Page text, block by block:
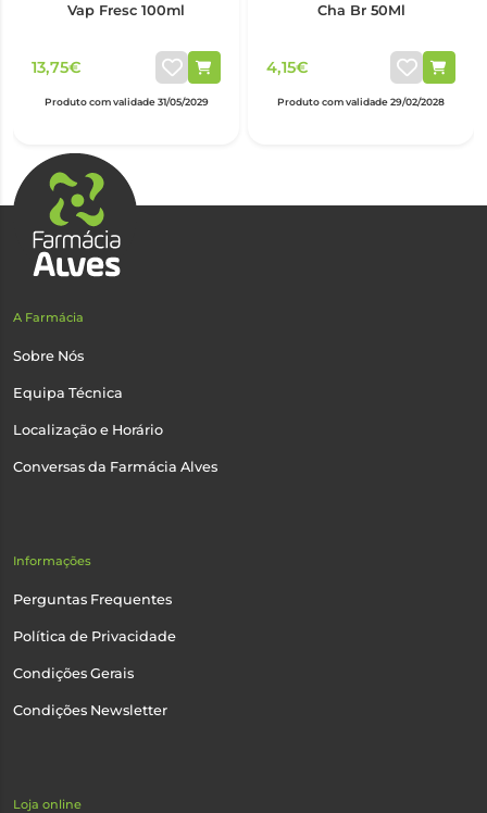
Vap Fresc 100ml
13,75€
Produto com validade 31/05/2029
Cha Br 50Ml
4,15€
Produto com validade 29/02/2028
A Farmácia
Sobre Nós
Equipa Técnica
Localização e Horário
Conversas da Farmácia Alves
Informações
Perguntas Frequentes
Política de Privacidade
Condições Gerais
Condições Newsletter
Loja online